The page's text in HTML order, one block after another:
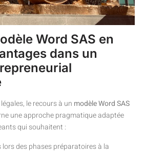
Word SAS en
dans un
le recours à un modèle Word SAS
une approche pragmatique adaptée
qui souhaitent :
des phases préparatoires à la